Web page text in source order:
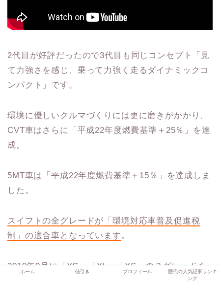
2代目が好評だったので3代目も同じコンセプト「見
て力強さを感じ、乗って力強く走るダイナミックコ
ンパクト」です。
環境に優しいクルマづくりには更に磨きがかかり、
CVT車はさらに「平成22年度燃費基準＋25％」を達
成。
5MT車は「平成22年度燃費基準＋15％」を達成しま
した。
スイフトの全グレードが「環境対応車普及促進税
制」の適合車となっています。
2010年9月に「XG」「XL」「XS」の３グレードを
ホーム 値引き プロフィール
歴代の人気記事ランキ
ング